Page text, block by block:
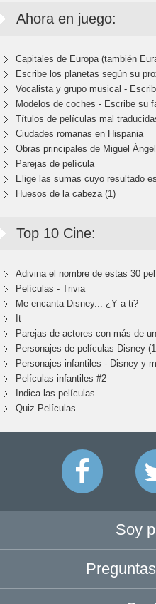
Ahora en juego:
Capitales de Europa (también
Escribe los planetas según su
Vocalista y grupo musical -
Modelos de coches - Escribe su
Títulos de películas mal
Ciudades romanas en Hispania
Obras principales de Miguel Ángel
Parejas de película
Elige las sumas cuyo resultado
Huesos de la cabeza (1)
Top 10 Cine:
Adivina el nombre de estas 30
Películas - Trivia
Me encanta Disney... ¿Y a ti?
It
Parejas de actores con más de
Personajes de películas Disney
Personajes infantiles - Disney y
Películas infantiles #2
Indica las películas
Quiz Películas
Soy